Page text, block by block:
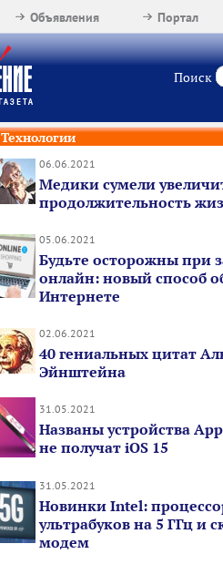
Портал
Объявления
Поиск
Технологии
06.06.2021
Медики сумели
продолжительность
05.06.2021
Будьте осторожны при
онлайн: новый способ
Интернете
02.06.2021
40 гениальных цитат
Эйнштейна
31.05.2021
Названы устройства
не получат iOS 15
31.05.2021
Новинки Intel:
ультрабуков на 5 ГГц и
модем